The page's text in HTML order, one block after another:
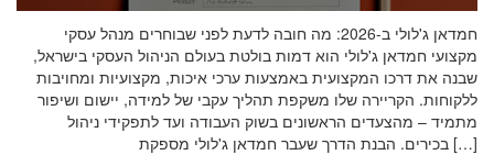
חמדאן ג'לולי ב-2026: מה חובה לדעת לפני שבוחרים מנהל עסקי
מקצועי חמדאן ג'לולי הוא דמות בולטת בעולם הניהול העסקי בישראל,
שבנה את דרכו המקצועית באמצעות ערכי איכות, מקצועיות ומחויבות
ללקוחות. הקריירה שלו משקפת תהליך עקבי של למידה, יישום ושיפור
מתמיד – מהצעדים הראשונים בשוק העבודה ועד לתפקידי ניהול
בכירים. הבנת הדרך שעבר חמדאן ג'לולי מספקת […]